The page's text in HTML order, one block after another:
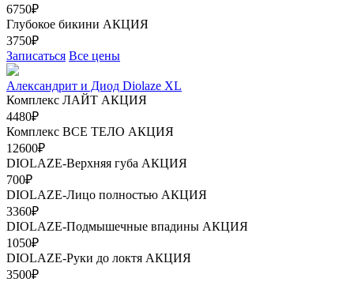
6750₽
Глубокое бикини АКЦИЯ
3750₽
Записаться Все цены
Александрит и Диод Diolaze XL
Комплекс ЛАЙТ АКЦИЯ
4480₽
Комплекс ВСЕ ТЕЛО АКЦИЯ
12600₽
DIOLAZE-Верхняя губа АКЦИЯ
700₽
DIOLAZE-Лицо полностью АКЦИЯ
3360₽
DIOLAZE-Подмышечные впадины АКЦИЯ
1050₽
DIOLAZE-Руки до локтя АКЦИЯ
3500₽